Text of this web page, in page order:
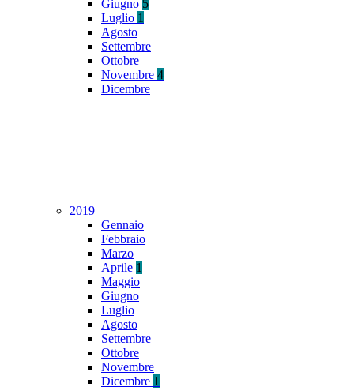
Giugno 5
Luglio 1
Agosto
Settembre
Ottobre
Novembre 4
Dicembre
2019
Gennaio
Febbraio
Marzo
Aprile 1
Maggio
Giugno
Luglio
Agosto
Settembre
Ottobre
Novembre
Dicembre 1